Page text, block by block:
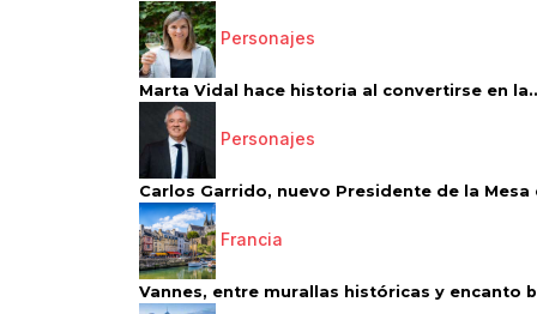
Personajes
Marta Vidal hace historia al convertirse en
Personajes
Carlos Garrido, nuevo Presidente de la Mesa
Francia
Vannes, entre murallas históricas y encanto